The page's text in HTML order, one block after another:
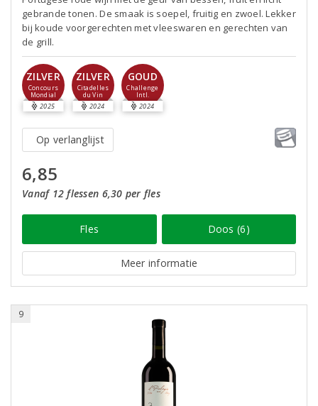
gebrande tonen. De smaak is soepel, fruitig en zwoel. Lekker
bij koude voorgerechten met vleeswaren en gerechten van
de grill.
ZILVER
Concours
Mondial
2025
ZILVER
Citadelles
du Vin
2024
GOUD
Challenge
Intl.
2024
Op verlanglijst
6,85
Vanaf 12 flessen 6,30 per fles
Fles Doos (6)
Meer informatie
9